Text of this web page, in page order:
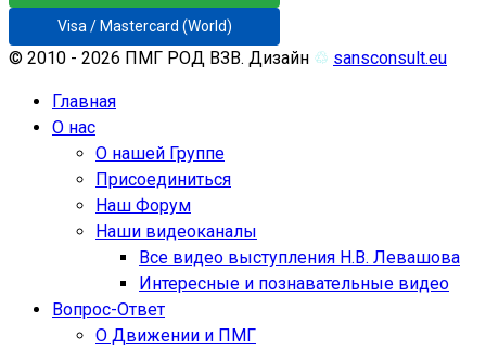
Visa / Mastercard (World)
© 2010 - 2026 ПМГ РОД ВЗВ. Дизайн ♲ sansconsult.eu
Главная
О нас
О нашей Группе
Присоединиться
Наш Форум
Наши видеоканалы
Все видео выступления Н.В. Левашова
Интересные и познавательные видео
Вопрос-Ответ
О Движении и ПМГ